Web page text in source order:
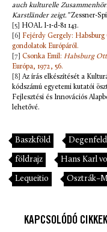
auch kulturelle
Karstländer zeigt.”Zessner-
[5]
HOAL I-1-d-81 143.
[6]
Fejérdy Gergely:
gondolatok Európáról.
[7] Csonka Emil: Habsburg
Európa, 1972, 56.
[8] Az írás elkészítését a
kódszámú egyetemi kutatói
Fejlesztési és Innovációs
lehetővé.
Baszkföld
földrajz Hans Karl
Lequeitio
KAPCSOLÓDÓ CIKKEK